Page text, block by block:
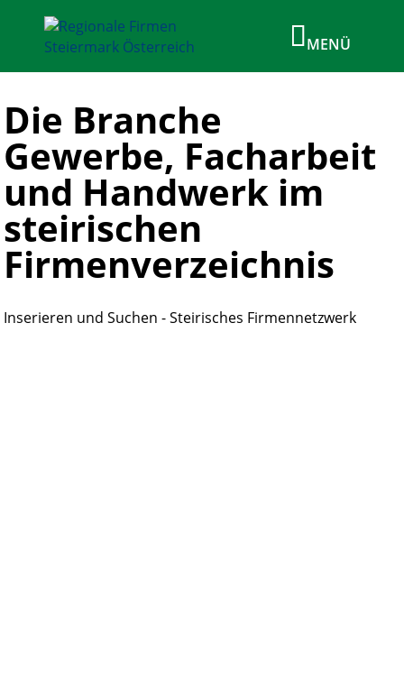
Die Branche
Gewerbe, Facharbeit
und Handwerk im
steirischen
Firmenverzeichnis
Inserieren und Suchen - Steirisches Firmennetzwerk